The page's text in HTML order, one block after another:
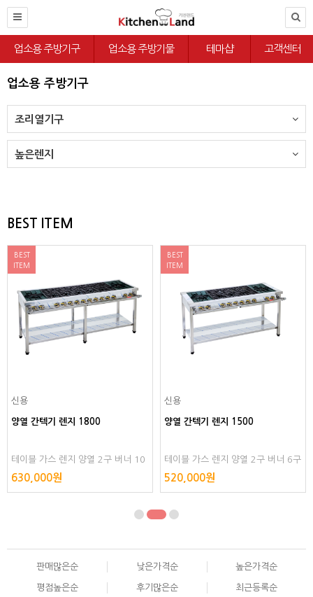
업소용 주방기구 업소용 주방기물 테마샵 고객센터
업소용 주방기구
조리열기구
높은렌지
BEST ITEM
BEST
ITEM
신용
양열 간텍기 렌지 1800
테이블 가스 렌지 양열 2구 버너 10
구 중화 스텐 화구 레인지 다열 조리
용 LNG LPG 스텐리스 스테인리스
630,000원
BEST
ITEM
신용
양열 간텍기 렌지 1500
테이블 가스 렌지 양열 2구 버너 6구
중화 스텐 화구 레인지 다열 조리용
LPG LNG 스텐리스 스테인리스 스테
520,000원
판매많은순 낮은가격순 높은가격순
평점높은순 후기많은순 최근등록순